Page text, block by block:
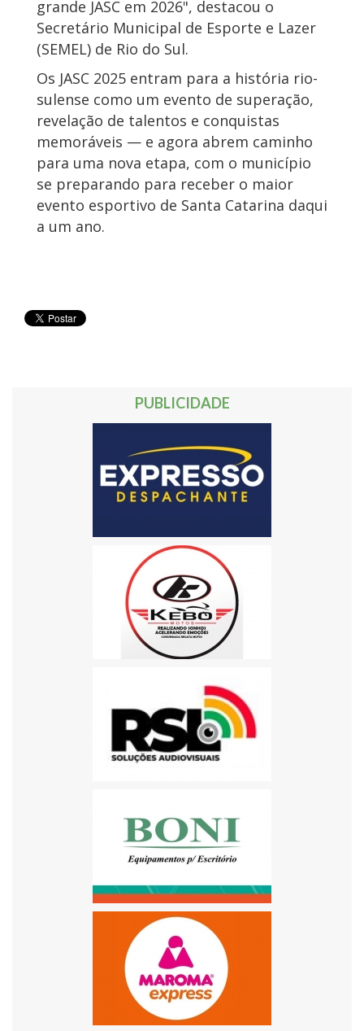
grande JASC em 2026", destacou o
Secretário Municipal de Esporte e Lazer
(SEMEL) de Rio do Sul.
Os JASC 2025 entram para a história rio-
sulense como um evento de superação,
revelação de talentos e conquistas
memoráveis — e agora abrem caminho
para uma nova etapa, com o município
se preparando para receber o maior
evento esportivo de Santa Catarina daqui
a um ano.
PUBLICIDADE